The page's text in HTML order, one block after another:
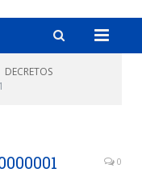
DECRETOS
0